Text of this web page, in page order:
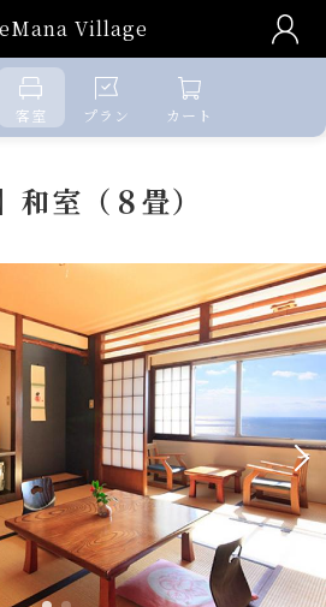
Village
客室 プラン カート
和室（８畳）